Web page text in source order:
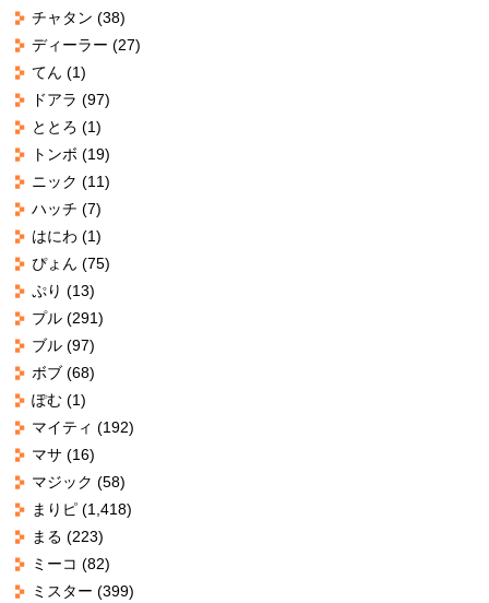
チャタン (38)
ディーラー (27)
てん (1)
ドアラ (97)
ととろ (1)
トンボ (19)
ニック (11)
ハッチ (7)
はにわ (1)
ぴょん (75)
ぷり (13)
プル(291)
ブル(97)
ボブ(68)
ぽむ(1)
マイティ (192)
マサ(16)
マジック (58)
まりピ(1,418)
まる (223)
ミーコ (82)
ミスター (399)